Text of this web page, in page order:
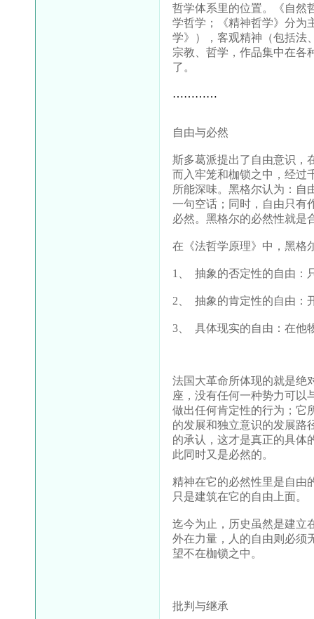
哲学体系里的位置。《自然
学哲学；《精神哲学》分为
学》），客观精神（包括法
宗教、哲学，作品集中在各
了。
…………
自由与必然
斯多葛派提出了自由意识，
而入牢笼和枷锁之中，经过
所能深味。黑格尔认为：自
一句空话；同时，自由只有
必然。黑格尔的必然性就是
在《法哲学原理》中，黑格
1、抽象的否定性的自由：
2、抽象的肯定性的自由：
3、具体现实的自由：在他
法国大革命所体现的就是绝
座，没有任何一种势力可以
做出任何肯定性的行为；它
的发展和独立意识的发展路
的承认，这才是真正的具体
此同时又是必然的。
精神在它的必然性里是自由
只是建筑在它的自由上面。
迄今为止，历史虽然是建立
外在力量，人的自由则必须
望不在枷锁之中。
批判与继承